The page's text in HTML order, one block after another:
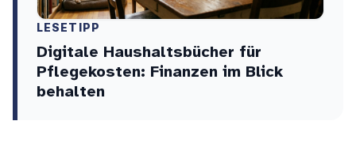
LESETIPP
Digitale Haushaltsbücher für
Pflegekosten: Finanzen im Blick
behalten